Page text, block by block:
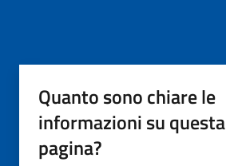
Quanto sono chiare le
informazioni su questa
pagina?